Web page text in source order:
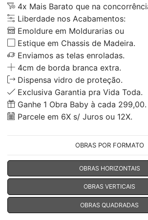
4x Mais Barato que na
Liberdade nos Acabamentos:
Emoldure em Moldurarias ou
Estique em Chassis de Madeira.
Enviamos as telas enroladas.
4cm de borda branca extra.
Dispensa vidro de proteção.
Exclusiva Garantia pra Vida Toda.
Ganhe 1 Obra Baby à cada 299,00.
Parcele em 6X s/ Juros ou 12X.
OBRAS POR FORMATO
OBRAS HORIZONTAIS
OBRAS VERTICAIS
OBRAS QUADRADAS